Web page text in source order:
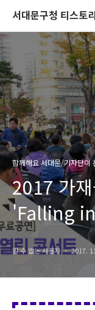
서대문구청 티스토
함께해요 서대문/기자단이
2017 가
'Falling
Autumn'
알 수 없는 사용자 2017.